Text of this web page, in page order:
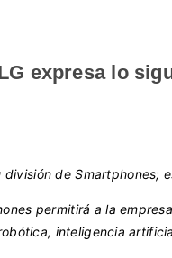
expresa lo
de
permitirá a la
inteligencia